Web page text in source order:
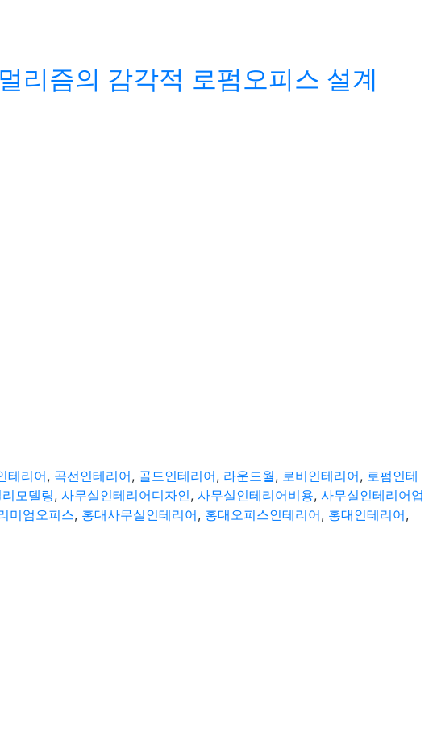
리즘의 감각적 로펌오피스 설계
테리어, 곡선인테리어, 골드인테리어, 라운드월, 로비인테리어, 로펌인테
모델링, 사무실인테리어디자인, 사무실인테리어비용, 사무실인테리어업
미엄오피스, 홍대사무실인테리어, 홍대오피스인테리어, 홍대인테리어,